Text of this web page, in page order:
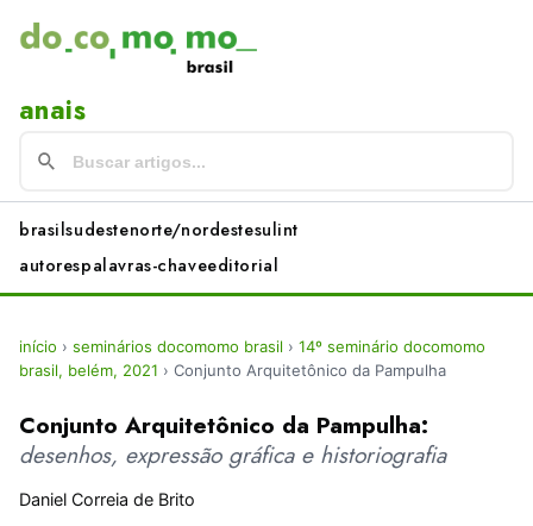
anais
brasilsudestenorte/nordestesulint
autorespalavras-chaveeditorial
início › seminários docomomo brasil › 14º seminário docomomo
brasil, belém, 2021 › Conjunto Arquitetônico da Pampulha
Conjunto Arquitetônico da Pampulha:
desenhos, expressão gráfica e historiografia
Daniel Correia de Brito